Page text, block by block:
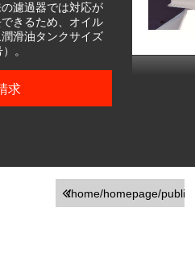
濾過器では対応が
きるため、オイル
滑油タンクサイズ
。
求
/home/homepage/